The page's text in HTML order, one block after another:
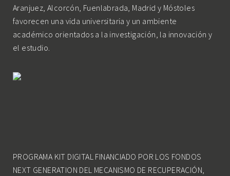
Aranjuez, Alcorcón, Fuenlabrada, Madrid y Móstoles
favorecen una vida universitaria y un ambiente
académico orientados a la investigación, la innovación y
el estudio.
PROGRAMA KIT DIGITAL FINANCIADO POR LOS FONDOS
NEXT GENERATION DEL MECANISMO DE RECUPERACIÓN,